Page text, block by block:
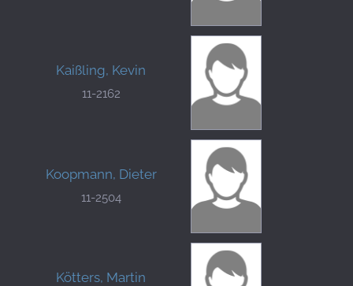
Kaißling, Kevin
11-2162
Koopmann, Dieter
11-2504
Kötters, Martin